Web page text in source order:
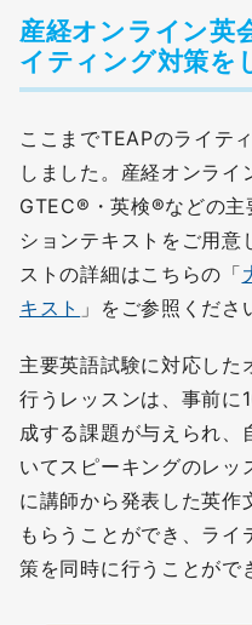
産経オンライン英
イティング対策を
ここまでTEAPのライテ
しました。産経オンライ
GTEC®・英検®などの
ションテキストをご用意
ストの詳細はこちらの「
キスト 」をご参照くださ
主要英語試験に対応した
行うレッスンは、事前
成する課題が与えられ
いてスピーキングのレッ
に講師から発表した英作
もらうことができ、ラ
策を同時に行うことがで